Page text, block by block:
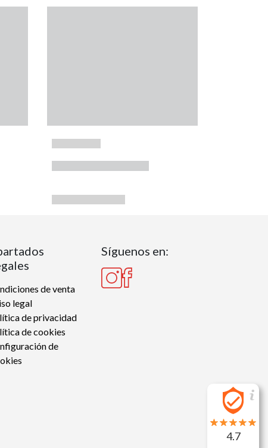
de venta
legal
de privacidad
de cookies
de
Síguenos en:
4.7